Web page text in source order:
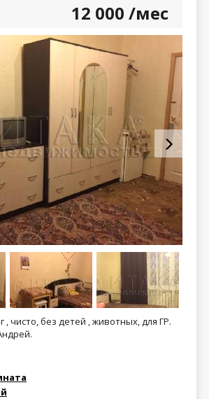
12 000 /мес
, чисто, без детей , животных, для ГР.